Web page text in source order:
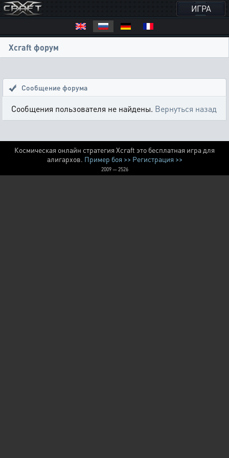
ИГРА
Xcraft форум
Сообщение форума
Сообщения пользователя не найдены. Вернуться назад
Космическая онлайн стратегия Xcraft это бесплатная игра для
алигархов. Пример боя >> Регистрация >>
2009 — 2526